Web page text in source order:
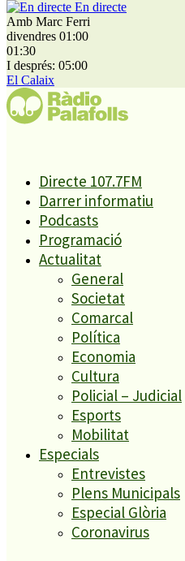
En directe
Amb Marc Ferri
divendres 01:00
01:30
I després: 05:00
El Calaix
Directe 107.7FM
Darrer informatiu
Podcasts
Programació
Actualitat
General
Societat
Comarcal
Política
Economia
Cultura
Policial – Judicial
Esports
Mobilitat
Especials
Entrevistes
Plens Municipals
Especial Glòria
Coronavirus
ordre d’escorcoll del pis
hi van trobar fins a 145
mapa de les cases
ElNacional.cat
Tot i això la jutgessa el va
càrrecs al entendre que
casa on es va trobar els
detingut. Tres dies
van tornar a haver
mossos el van tornar a
De fet, fonts de la
digital, El Nacional.cat,
L’home té 25
els Mossos investiguen 9